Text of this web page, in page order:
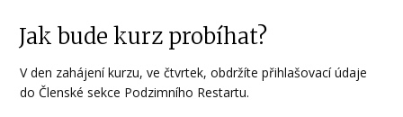
Jak bude kurz probíhat?
V den zahájení kurzu, ve čtvrtek, obdržíte přihlašovací údaje
do Členské sekce Podzimního Restartu.